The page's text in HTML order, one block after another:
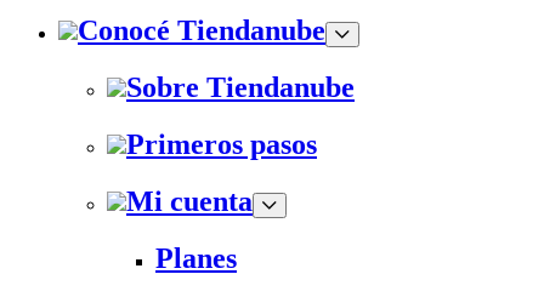
Conocé Tiendanube
Sobre Tiendanube
Primeros pasos
Mi cuenta
Planes